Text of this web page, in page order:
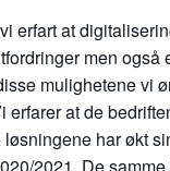
erfart at
men også
mulighetene vi
erfarer at de
har økt